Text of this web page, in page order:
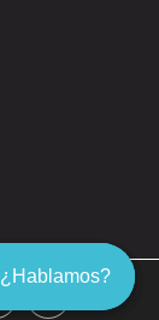
Cerrar el
¿Hablamos?
¿Hablamos?
¿Hablamos?